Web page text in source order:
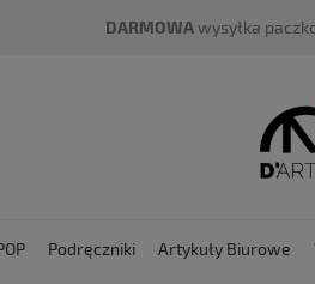
DARMOWAwysyłka
Podręczniki Artykuły Biurowe